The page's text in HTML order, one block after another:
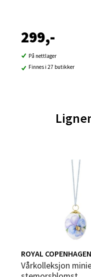
299,-
På nettlager
Finnes i 27 butikker
ROYAL COPENHAGEN
Vårkolleksjon miniegg 2026 5 cm 2 stk
Åpent i dag 10-20
3 i butikk
Åpent i dag 10-17
Oslo - Thon